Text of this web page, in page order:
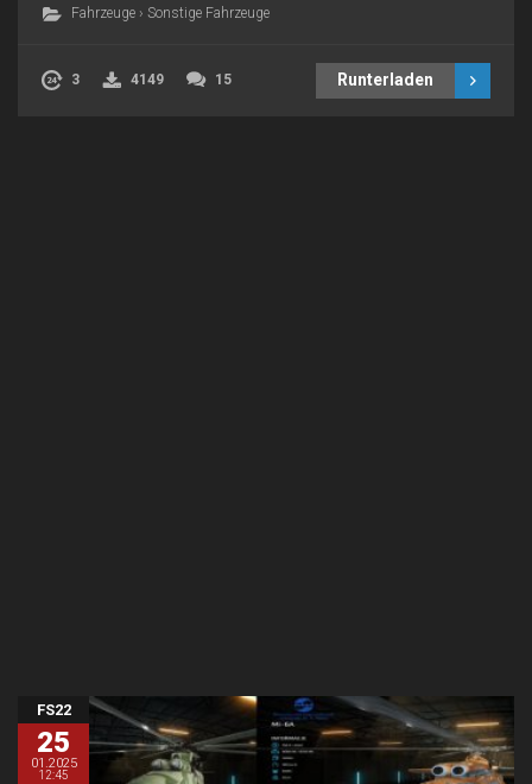
Fahrzeuge › Sonstige Fahrzeuge
3 4149 15 Runterladen
FS22
25
01.2025
12:45